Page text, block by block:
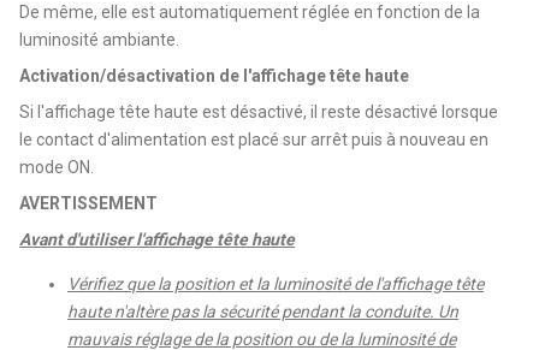
De même, elle est automatiquement réglée en fonction de la
luminosité ambiante.
Activation/désactivation de l'affichage tête haute
Si l'affichage tête haute est désactivé, il reste désactivé lorsque
le contact d'alimentation est placé sur arrêt puis à nouveau en
mode ON.
AVERTISSEMENT
Avant d'utiliser l'affichage tête haute
Vérifiez que la position et la luminosité de l'affichage tête
haute n'altère pas la sécurité pendant la conduite. Un
mauvais réglage de la position ou de la luminosité de